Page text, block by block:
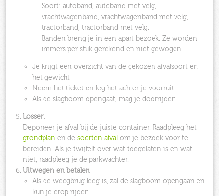
Soort: autoband, autoband met velg,
vrachtwagenband, vrachtwagenband met velg,
tractorband, tractorband met velg.
Banden breng je in een apart bezoek. Ze worden
immers per stuk gerekend en niet gewogen.
Je krijgt een overzicht van de gekozen afvalsoort en
het gewicht
Neem het ticket en leg het achter je voorruit
Als de slagboom opengaat, mag je doorrijden
Lossen
Deponeer je afval bij de juiste container. Raadpleeg het
grondplanen desoorten afvalom je bezoek voor te
bereiden. Als je twijfelt over wat toegelaten is en wat
niet, raadpleeg je de parkwachter.
Uitwegen en betalen
Als de weegbrug leeg is, zal de slagboom opengaan en
kun je erop rijden